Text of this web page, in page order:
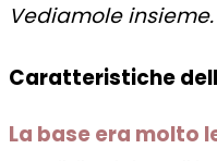
Vediamole insieme.
Caratteristiche
La base era molto